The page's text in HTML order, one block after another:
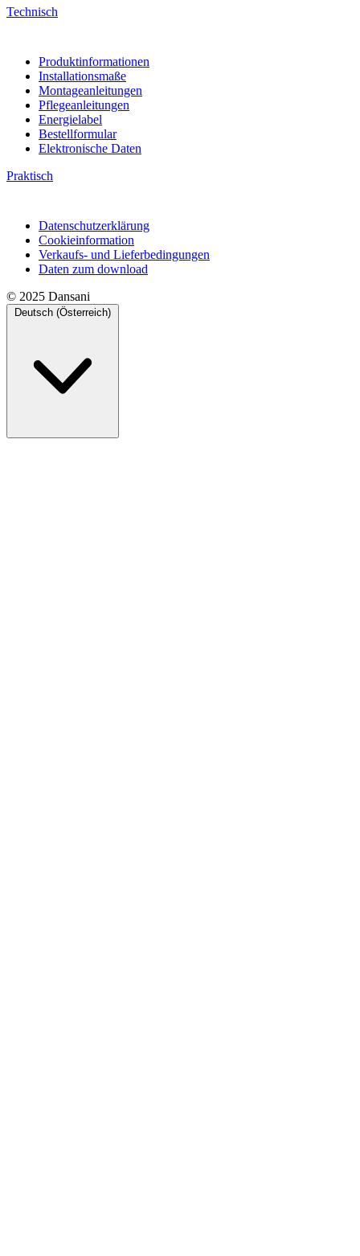
Technisch
Produktinformationen
Installationsmaße
Montageanleitungen
Pflegeanleitungen
Energielabel
Bestellformular
Elektronische Daten
Praktisch
Datenschutzerklärung
Cookieinformation
Verkaufs- und Lieferbedingungen
Daten zum download
© 2025 Dansani
Deutsch (Österreich)